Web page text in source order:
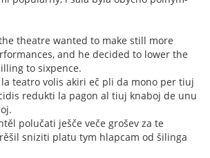
theatre wanted to make still more
and he decided to lower the
to sixpence.
teatro volis akiri eĉ pli da mono per tiuj
redukti la pagon al tiuj knaboj de unu
polučati ješče veče grošev za te
sniziti platu tym hlapcam od šilinga